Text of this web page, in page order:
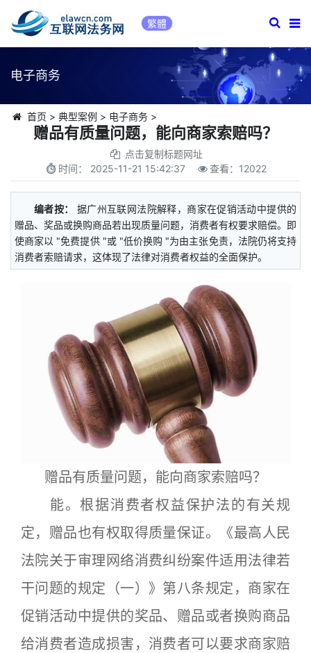
繁體
电子商务
首页 > 典型案例 > 电子商务>
赠品有质量问题，能向商家索赔吗？
点击复制标题网址
时间： 2025-11-21 15:42:37 查看： 12022
编者按：
据广州互联网法院解释，商家在促销活动中提供的
赠品、奖品或换购商品若出现质量问题，消费者有权要求赔偿。即
使商家以 "免费提供 "或 "低价换购 "为由主张免责，法院仍将支持
消费者索赔请求，这体现了法律对消费者权益的全面保护。
赠品有质量问题，能向商家索赔吗？
能。根据消费者权益保护法的有关规
定，赠品也有权取得质量保证。《最高人民
法院关于审理网络消费纠纷案件适用法律若
干问题的规定（一）》第八条规定，商家在
促销活动中提供的奖品、赠品或者换购商品
给消费者造成损害，消费者可以要求商家赔